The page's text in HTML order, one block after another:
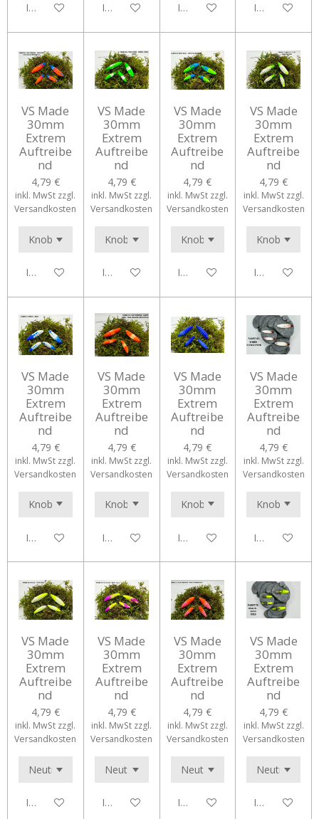
In den WarenkorbIn den WarenkorbIn den WarenkorbIn den
VS Made
30mm
Extrem
Auftreibe
nd
4,79 €
inkl. MwSt zzgl.
Versandkosten
In den Warenkorb
VS Made
30mm
Extrem
Auftreibe
nd
4,79 €
inkl. MwSt zzgl.
Versandkosten
In den Warenkorb
VS Made
30mm
Extrem
Auftreibe
nd
4,79 €
inkl. MwSt zzgl.
Versandkosten
In den Warenkorb
VS Made
30mm
Extrem
Auftreibe
nd
4,79 €
inkl. MwSt zzgl.
Versandkosten
In den
VS Made
30mm
Extrem
Auftreibe
nd
4,79 €
inkl. MwSt zzgl.
Versandkosten
In den Warenkorb
VS Made
30mm
Extrem
Auftreibe
nd
4,79 €
inkl. MwSt zzgl.
Versandkosten
In den Warenkorb
VS Made
30mm
Extrem
Auftreibe
nd
4,79 €
inkl. MwSt zzgl.
Versandkosten
In den Warenkorb
VS Made
30mm
Extrem
Auftreibe
nd
4,79 €
inkl. MwSt zzgl.
Versandkosten
In den
VS Made
30mm
Extrem
Auftreibe
nd
4,79 €
inkl. MwSt zzgl.
Versandkosten
In den Warenkorb
VS Made
30mm
Extrem
Auftreibe
nd
4,79 €
inkl. MwSt zzgl.
Versandkosten
In den Warenkorb
VS Made
30mm
Extrem
Auftreibe
nd
4,79 €
inkl. MwSt zzgl.
Versandkosten
In den Warenkorb
VS Made
30mm
Extrem
Auftreibe
nd
4,79 €
inkl. MwSt zzgl.
Versandkosten
In den